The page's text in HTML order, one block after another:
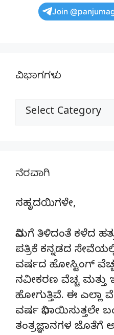
Join
ವಿಭಾಗಗಳು
ವಿಭಾಗಗಳು
ನೆರವಾಗಿ
ಸಹೃದಯಿಗಳೇ,
ನಿಮಗೆ ತಿಳಿದಂತೆ ಕಳೆದ
ಪತ್ರಿಕೆ ಕನ್ನಡದ
ವರ್ಷದ ಹೋಸ್ಟಿಂಗ್‌
ನವೀಕರಣ ವೆಚ್ಚ ಮತ್ತು
ಹೋಗುತ್ತಿವೆ. ಈ ಎಲ್ಲಾ
ವರ್ಷ ನಿಭಾಯಿಸುತ್ತಲೇ
ತಂತ್ರಜ್ಞಾನಗಳ ಜೊತೆಗೆ